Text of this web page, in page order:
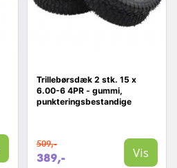
Trillebørsdæk 2 stk. 15 x
6.00-6 4PR - gummi,
punkteringsbestandige
509,-
389,- Vis